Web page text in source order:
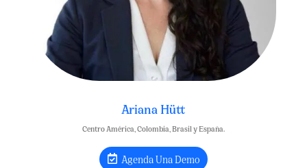
Ariana Hütt
Centro América, Colombia, Brasil y España.
Agenda Una Demo